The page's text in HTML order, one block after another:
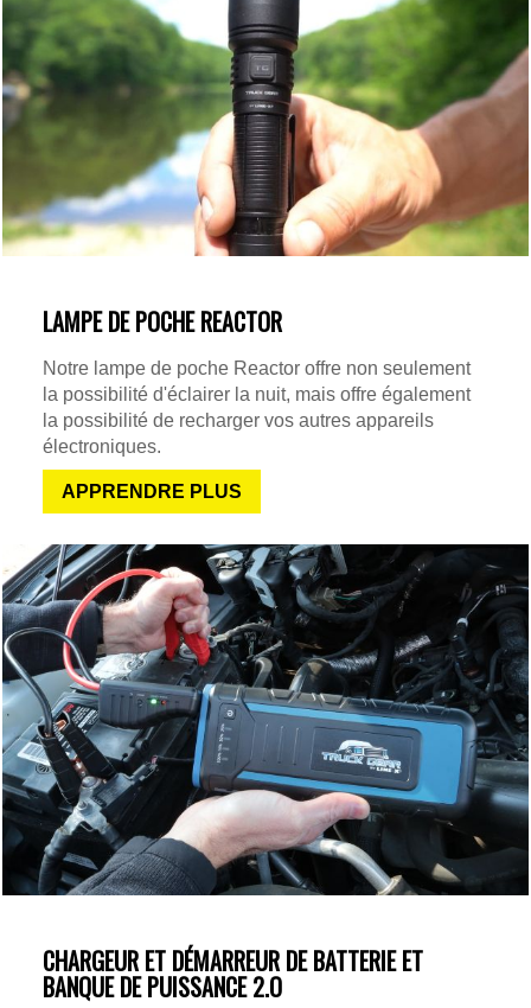
LAMPE DE POCHE REACTOR
Notre lampe de poche Reactor offre non seulement
la possibilité d'éclairer la nuit, mais offre également
la possibilité de recharger vos autres appareils
électroniques.
APPRENDRE PLUS
CHARGEUR ET DÉMARREUR DE BATTERIE ET
BANQUE DE PUISSANCE 2.O